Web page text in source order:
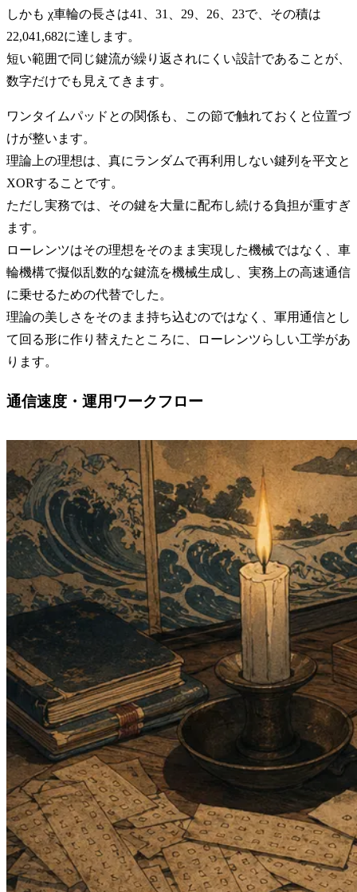
しかも χ車輪の長さは41、31、29、26、23で、その積は
22,041,682に達します。
短い範囲で同じ鍵流が繰り返されにくい設計であることが、
数字だけでも見えてきます。
ワンタイムパッドとの関係も、この節で触れておくと位置づ
けが整います。
理論上の理想は、真にランダムで再利用しない鍵列を平文と
XORすることです。
ただし実務では、その鍵を大量に配布し続ける負担が重すぎ
ます。
ローレンツはその理想をそのまま実現した機械ではなく、車
輪機構で擬似乱数的な鍵流を機械生成し、実務上の高速通信
に乗せるための代替でした。
理論の美しさをそのまま持ち込むのではなく、軍用通信とし
て回る形に作り替えたところに、ローレンツらしい工学があ
ります。
通信速度・運用ワークフロー